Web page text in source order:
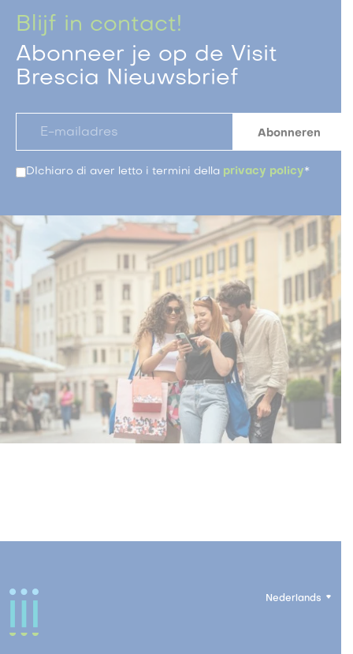
Blijf in contact!
Abonneer je op de Visit
Brescia Nieuwsbrief
DIchiaro di aver letto i termini della privacy policy*
Nederlands